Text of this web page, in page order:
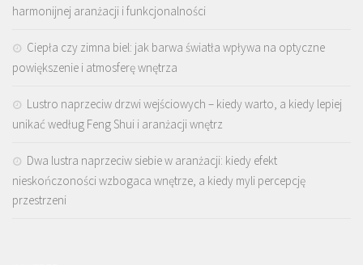
harmonijnej aranżacji i funkcjonalności
Ciepła czy zimna biel: jak barwa światła wpływa na optyczne
powiększenie i atmosferę wnętrza
Lustro naprzeciw drzwi wejściowych – kiedy warto, a kiedy lepiej
unikać według Feng Shui i aranżacji wnętrz
Dwa lustra naprzeciw siebie w aranżacji: kiedy efekt
nieskończoności wzbogaca wnętrze, a kiedy myli percepcję
przestrzeni